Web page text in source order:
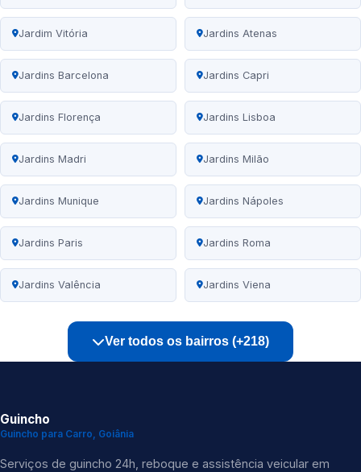
Jardim Vitória Jardins Atenas
Jardins Barcelona Jardins Capri
Jardins Florença Jardins Lisboa
Jardins Madri Jardins Milão
Jardins Munique Jardins Nápoles
Jardins Paris Jardins Roma
Jardins Valência Jardins Viena
Ver todos os bairros (+218)
Guincho
Guincho para Carro, Goiânia
Serviços de guincho 24h, reboque e assistência veicular em